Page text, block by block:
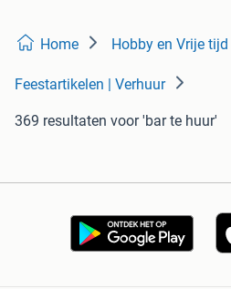
Home Hobby en Vrije tijd
Feestartikelen | Verhuur
369 resultaten voor 'bar te huur'